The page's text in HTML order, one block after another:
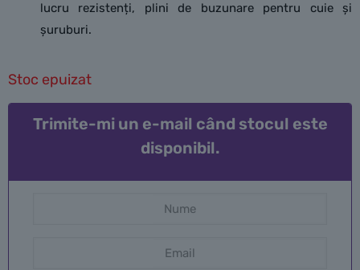
lucru rezistenți, plini de buzunare pentru cuie și
șuruburi.
Stoc epuizat
Trimite-mi un e-mail când stocul este
disponibil.